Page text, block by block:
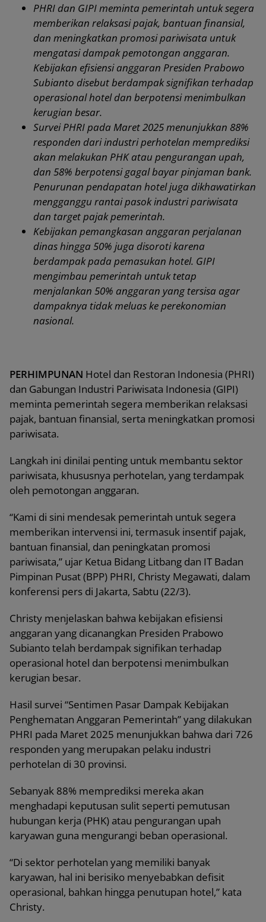
PHRI dan GIPI meminta pemerintah untuk segera
memberikan relaksasi pajak, bantuan finansial,
dan meningkatkan promosi pariwisata untuk
mengatasi dampak pemotongan anggaran.
Kebijakan efisiensi anggaran Presiden Prabowo
Subianto disebut berdampak signifikan terhadap
operasional hotel dan berpotensi menimbulkan
kerugian besar.
Survei PHRI pada Maret 2025 menunjukkan 88%
responden dari industri perhotelan memprediksi
akan melakukan PHK atau pengurangan upah,
dan 58% berpotensi gagal bayar pinjaman bank.
Penurunan pendapatan hotel juga dikhawatirkan
mengganggu rantai pasok industri pariwisata
dan target pajak pemerintah.
Kebijakan pemangkasan anggaran perjalanan
dinas hingga 50% juga disoroti karena
berdampak pada pemasukan hotel. GIPI
mengimbau pemerintah untuk tetap
menjalankan 50% anggaran yang tersisa agar
dampaknya tidak meluas ke perekonomian
nasional.
PERHIMPUNAN Hotel dan Restoran Indonesia (PHRI)
dan Gabungan Industri Pariwisata Indonesia (GIPI)
meminta pemerintah segera memberikan relaksasi
pajak, bantuan finansial, serta meningkatkan promosi
pariwisata.
Langkah ini dinilai penting untuk membantu sektor
pariwisata, khususnya perhotelan, yang terdampak
oleh pemotongan anggaran.
“Kami di sini mendesak pemerintah untuk segera
memberikan intervensi ini, termasuk insentif pajak,
bantuan finansial, dan peningkatan promosi
pariwisata,” ujar Ketua Bidang Litbang dan IT Badan
Pimpinan Pusat (BPP) PHRI, Christy Megawati, dalam
konferensi pers di Jakarta, Sabtu (22/3).
Christy menjelaskan bahwa kebijakan efisiensi
anggaran yang dicanangkan Presiden Prabowo
Subianto telah berdampak signifikan terhadap
operasional hotel dan berpotensi menimbulkan
kerugian besar.
Hasil survei “Sentimen Pasar Dampak Kebijakan
Penghematan Anggaran Pemerintah” yang dilakukan
PHRI pada Maret 2025 menunjukkan bahwa dari 726
responden yang merupakan pelaku industri
perhotelan di 30 provinsi.
Sebanyak 88% memprediksi mereka akan
menghadapi keputusan sulit seperti pemutusan
hubungan kerja (PHK) atau pengurangan upah
karyawan guna mengurangi beban operasional.
“Di sektor perhotelan yang memiliki banyak
karyawan, hal ini berisiko menyebabkan defisit
operasional, bahkan hingga penutupan hotel,” kata
Christy.